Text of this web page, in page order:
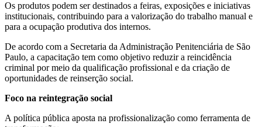
Os produtos podem ser destinados a feiras, exposições e iniciativas
institucionais, contribuindo para a valorização do trabalho manual e
para a ocupação produtiva dos internos.
De acordo com a Secretaria da Administração Penitenciária de São
Paulo, a capacitação tem como objetivo reduzir a reincidência
criminal por meio da qualificação profissional e da criação de
oportunidades de reinserção social.
Foco na reintegração social
A política pública aposta na profissionalização como ferramenta de